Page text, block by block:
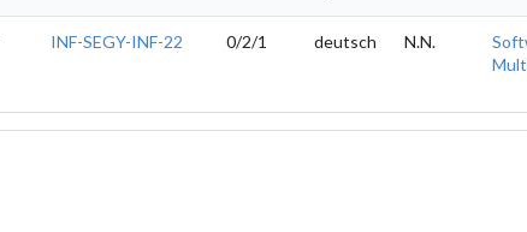
INF-SEGY-INF-22 0/2/1 deutsch N.N.